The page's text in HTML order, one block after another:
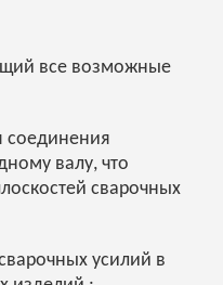
все возможные
соединения
валу, что
сварочных
усилий в